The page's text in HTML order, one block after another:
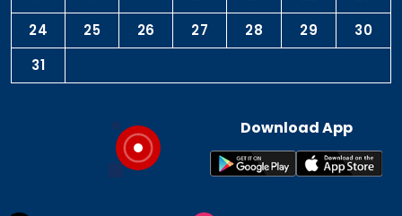
24
25 26 27 28 29
30
31
Download App